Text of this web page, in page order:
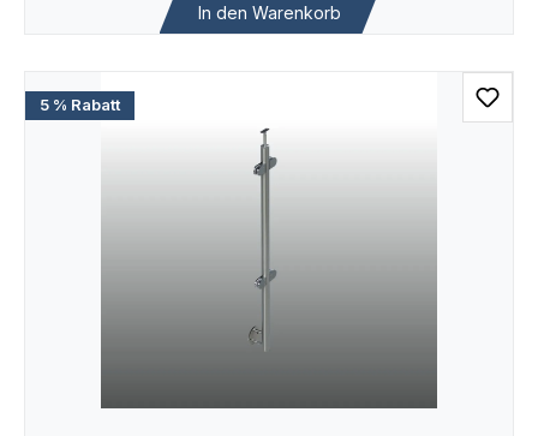
In den Warenkorb
5 % Rabatt